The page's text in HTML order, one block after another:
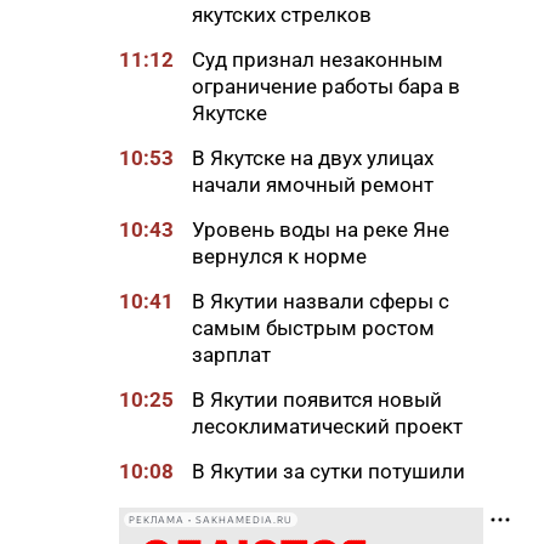
якутских стрелков
11:12
Суд признал незаконным
ограничение работы бара в
Якутске
10:53
В Якутске на двух улицах
начали ямочный ремонт
10:43
Уровень воды на реке Яне
вернулся к норме
10:41
В Якутии назвали сферы с
самым быстрым ростом
зарплат
10:25
В Якутии появится новый
лесоклиматический проект
10:08
В Якутии за сутки потушили
РЕКЛАМА • SAKHAMEDIA.RU